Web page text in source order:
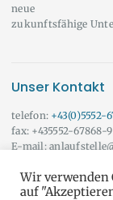
neue
zukunftsfähige
Unser Kontakt
telefon: +43(0)5552-
fax: +435552-67868-9
E-mail:
Wir beraten Sie
Vereinbaren Sie
Wir verwenden
auf